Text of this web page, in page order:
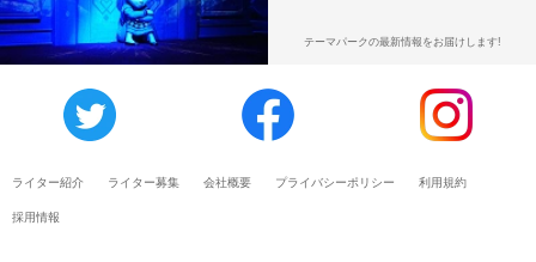
テーマパークの最新情報をお届けします!
ライター紹介 ライター募集 会社概要 プライバシーポリシー 利用規約
採用情報